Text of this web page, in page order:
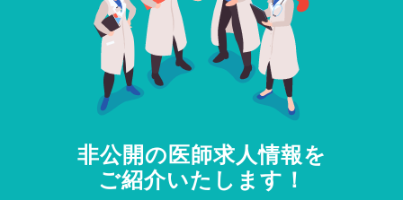
非公開の医師求人情報を
ご紹介いたします！